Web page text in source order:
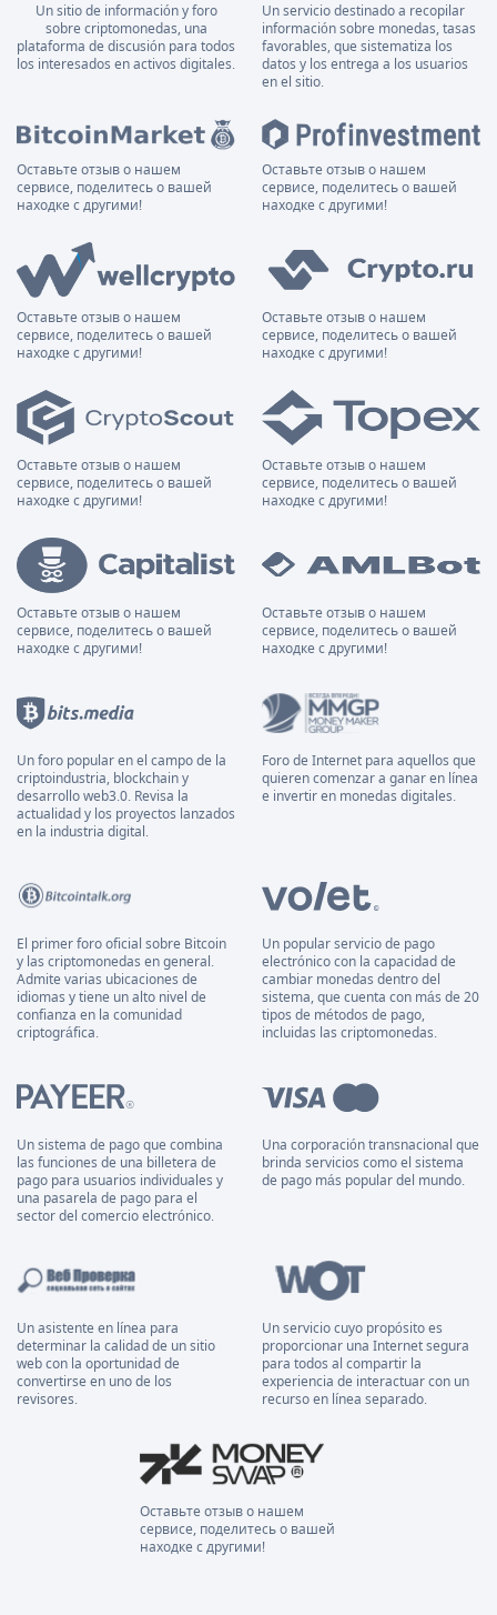
Un sitio de información y foro
sobre criptomonedas, una
plataforma de discusión para todos
los interesados en activos digitales.
Un servicio destinado a recopilar
información sobre monedas, tasas
favorables, que sistematiza los
datos y los entrega a los usuarios
en el sitio.
Оставьте отзыв о нашем
сервисе, поделитесь о вашей
находке с другими!
Оставьте отзыв о нашем
сервисе, поделитесь о вашей
находке с другими!
Оставьте отзыв о нашем
сервисе, поделитесь о вашей
находке с другими!
Оставьте отзыв о нашем
сервисе, поделитесь о вашей
находке с другими!
Оставьте отзыв о нашем
сервисе, поделитесь о вашей
находке с другими!
Оставьте отзыв о нашем
сервисе, поделитесь о вашей
находке с другими!
Оставьте отзыв о нашем
сервисе, поделитесь о вашей
находке с другими!
Оставьте отзыв о нашем
сервисе, поделитесь о вашей
находке с другими!
Un foro popular en el campo de la
criptoindustria, blockchain y
desarrollo web3.0. Revisa la
actualidad y los proyectos lanzados
en la industria digital.
Foro de Internet para aquellos que
quieren comenzar a ganar en línea
e invertir en monedas digitales.
El primer foro oficial sobre Bitcoin
y las criptomonedas en general.
Admite varias ubicaciones de
idiomas y tiene un alto nivel de
confianza en la comunidad
criptográfica.
Un popular servicio de pago
electrónico con la capacidad de
cambiar monedas dentro del
sistema, que cuenta con más de 20
tipos de métodos de pago,
incluidas las criptomonedas.
Un sistema de pago que combina
las funciones de una billetera de
pago para usuarios individuales y
una pasarela de pago para el
sector del comercio electrónico.
Una corporación transnacional que
brinda servicios como el sistema
de pago más popular del mundo.
Un asistente en línea para
determinar la calidad de un sitio
web con la oportunidad de
convertirse en uno de los
revisores.
Un servicio cuyo propósito es
proporcionar una Internet segura
para todos al compartir la
experiencia de interactuar con un
recurso en línea separado.
Оставьте отзыв о нашем
сервисе, поделитесь о вашей
находке с другими!